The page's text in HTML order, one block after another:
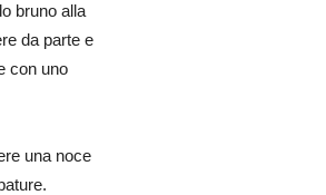
bruno alla
da parte e
con uno
una noce